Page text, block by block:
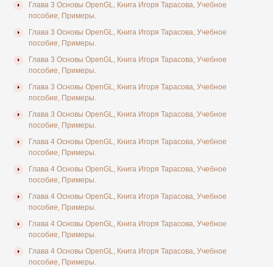
Глава 3 Основы OpenGL, Книга Игоря Тарасова, Учебное
пособие, Примеры.
Глава 3 Основы OpenGL, Книга Игоря Тарасова, Учебное
пособие, Примеры.
Глава 3 Основы OpenGL, Книга Игоря Тарасова, Учебное
пособие, Примеры.
Глава 3 Основы OpenGL, Книга Игоря Тарасова, Учебное
пособие, Примеры.
Глава 3 Основы OpenGL, Книга Игоря Тарасова, Учебное
пособие, Примеры.
Глава 4 Основы OpenGL, Книга Игоря Тарасова, Учебное
пособие, Примеры.
Глава 4 Основы OpenGL, Книга Игоря Тарасова, Учебное
пособие, Примеры.
Глава 4 Основы OpenGL, Книга Игоря Тарасова, Учебное
пособие, Примеры.
Глава 4 Основы OpenGL, Книга Игоря Тарасова, Учебное
пособие, Примеры.
Глава 4 Основы OpenGL, Книга Игоря Тарасова, Учебное
пособие, Примеры.